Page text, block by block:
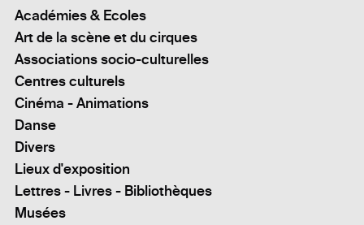
Académies & Ecoles
Art de la scène et du cirques
Associations socio-culturelles
Centres culturels
Cinéma - Animations
Danse
Divers
Lieux d'exposition
Lettres - Livres - Bibliothèques
Musées